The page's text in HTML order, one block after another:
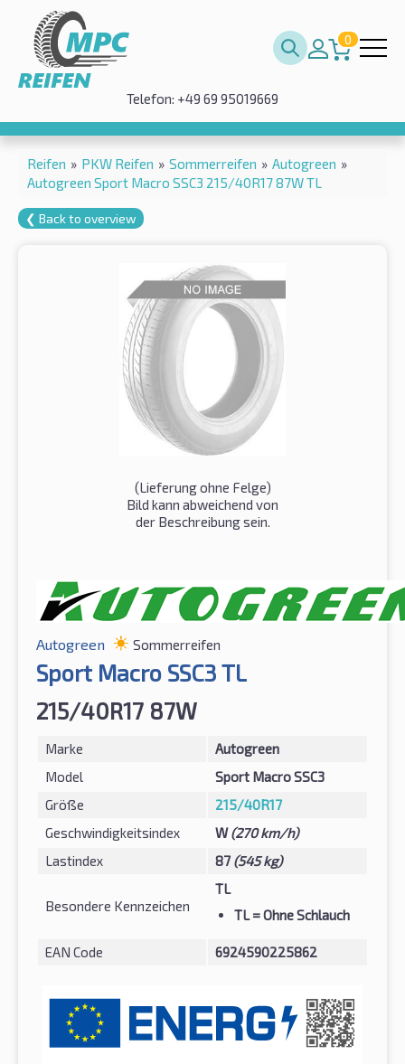
0
Telefon: +49 69 95019669
Reifen » PKW Reifen » Sommerreifen » Autogreen »
Autogreen Sport Macro SSC3 215/40R17 87W TL
❮ Back to overview
(Lieferung ohne Felge)
Bild kann abweichend von
der Beschreibung sein.
Autogreen Sommerreifen
Sport Macro SSC3 TL
215/40R17 87W
Marke
Autogreen
Model
Sport Macro SSC3
Größe
215/40R17
Geschwindigkeitsindex
W(270 km/h)
Lastindex
87 (545 kg)
Besondere Kennzeichen
TL
TL= Ohne Schlauch
EAN Code 6924590225862